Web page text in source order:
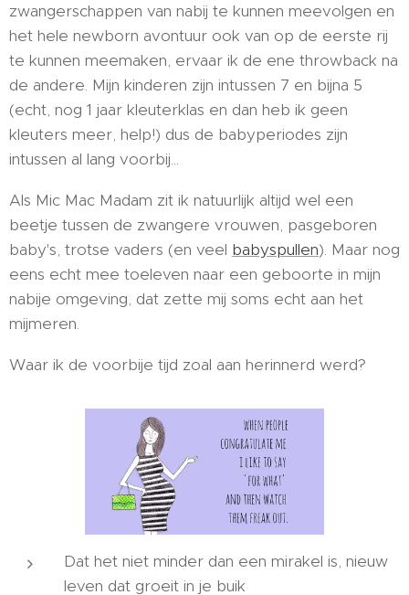
zwangerschappen van nabij te kunnen meevolgen en
het hele newborn avontuur ook van op de eerste rij
te kunnen meemaken, ervaar ik de ene throwback na
de andere. Mijn kinderen zijn intussen 7 en bijna 5
(echt, nog 1 jaar kleuterklas en dan heb ik geen
kleuters meer, help!) dus de babyperiodes zijn
intussen al lang voorbij...
Als Mic Mac Madam zit ik natuurlijk altijd wel een
beetje tussen de zwangere vrouwen, pasgeboren
baby's, trotse vaders (en veel babyspullen). Maar nog
eens echt mee toeleven naar een geboorte in mijn
nabije omgeving, dat zette mij soms echt aan het
mijmeren.
Waar ik de voorbije tijd zoal aan herinnerd werd?
Dat het niet minder dan een mirakel is, nieuw
leven dat groeit in je buik